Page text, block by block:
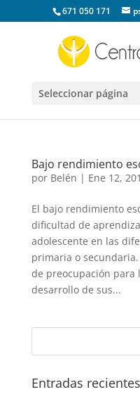
671 050 171
Seleccionar página
Bajo rendimiento
por Belén | Ene 12,
El bajo rendimiento
dificultad de
adolescente en las
primaria o
de preocupación para
desarrollo de sus...
Entradas recientes